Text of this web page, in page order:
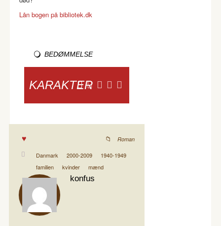
Lån bogen på bibliotek.dk
BEDØMMELSE
KARAKTER
Roman
Danmark 2000-2009
1940-1949
familien
kvinder mænd
konfus